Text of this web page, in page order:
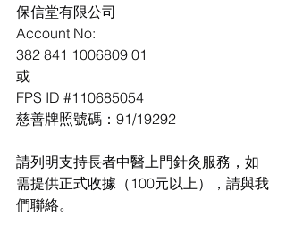
保信堂有限公司
Account No:
382 841 1006809 01
或
FPS ID #110685054
慈善牌照號碼：91/19292
請列明支持長者中醫上門針灸服務，如
需提供正式收據（100元以上），請與我
們聯絡。